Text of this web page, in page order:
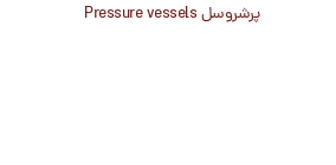
پرشروسل Pressure vessels